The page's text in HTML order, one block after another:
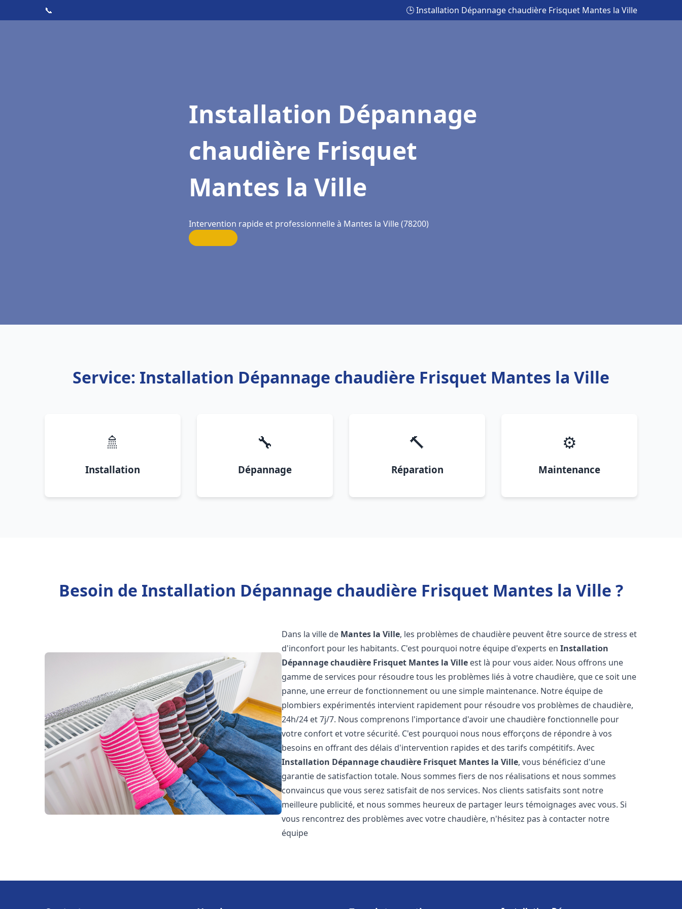
📞 🕒 Installation Dépannage chaudière Frisquet Mantes la Ville
Installation Dépannage
chaudière Frisquet
Mantes la Ville
Intervention rapide et professionnelle à Mantes la Ville (78200)
Service: Installation Dépannage chaudière Frisquet Mantes la Ville
🚿
Installation
🔧
Dépannage
🔨
Réparation
⚙️
Maintenance
Besoin de Installation Dépannage chaudière Frisquet Mantes la Ville ?
Dans la ville de Mantes la Ville, les problèmes de chaudière peuvent être source de stress et
d'inconfort pour les habitants. C'est pourquoi notre équipe d'experts enInstallation
Dépannage chaudière Frisquet Mantes la Ville est là pour vous aider. Nous offrons une
gamme de services pour résoudre tous les problèmes liés à votre chaudière, que ce soit une
panne, une erreur de fonctionnement ou une simple maintenance. Notre équipe de
plombiers expérimentés intervient rapidement pour résoudre vos problèmes de chaudière,
24h/24 et 7j/7. Nous comprenons l'importance d'avoir une chaudière fonctionnelle pour
votre confort et votre sécurité. C'est pourquoi nous nous efforçons de répondre à vos
besoins en offrant des délais d'intervention rapides et des tarifs compétitifs. Avec
Installation Dépannage chaudière Frisquet Mantes la Ville, vous bénéficiez d'une
garantie de satisfaction totale. Nous sommes fiers de nos réalisations et nous sommes
convaincus que vous serez satisfait de nos services. Nos clients satisfaits sont notre
meilleure publicité, et nous sommes heureux de partager leurs témoignages avec vous. Si
vous rencontrez des problèmes avec votre chaudière, n'hésitez pas à contacter notre
équipe